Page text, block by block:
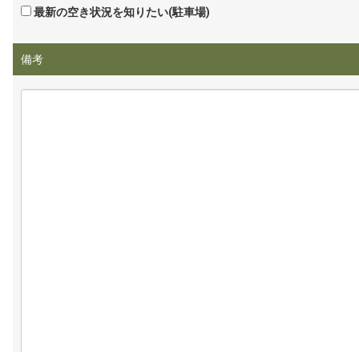
最新の空き状況を知りたい(駐車場)
備考